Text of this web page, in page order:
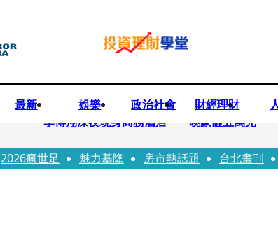
最新 娛樂 政治社會 財經理財
快訊
李博翔深夜現身商務酒店 一晚豪砸五萬元
快訊
71萬粉YouTuber驟逝！被發現「陳屍同居女
2026瘋世足 魅力基隆 房市熱話題 台北畫刊